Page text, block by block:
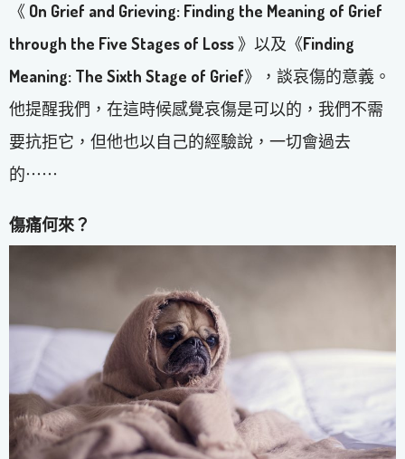
《 On Grief and Grieving: Finding the Meaning of Grief
through the Five Stages of Loss》以及《Finding
Meaning: The Sixth Stage of Grief》，談哀傷的意義。
他提醒我們，在這時候感覺哀傷是可以的，我們不需
要抗拒它，但他也以自己的經驗說，一切會過去
的⋯⋯
傷痛何來？